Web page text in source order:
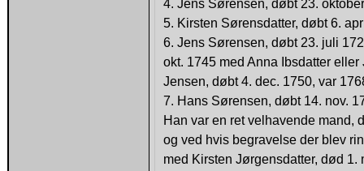
4. Jens Sørensen, døbt 23.
5. Kirsten Sørensdatter, døbt 6.
6. Jens Sørensen, døbt 23. juli
okt. 1745 med Anna Ibsdatter
Jensen, døbt 4. dec. 1750, var
7. Hans Sørensen, døbt 14. nov.
Han var en ret velhavende mand,
og ved hvis begravelse der blev
med Kirsten Jørgensdatter, død